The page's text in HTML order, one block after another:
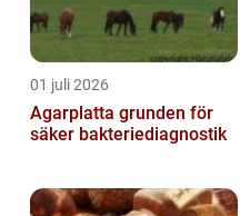
01 juli 2026
Agarplatta grunden för
säker bakteriediagnostik